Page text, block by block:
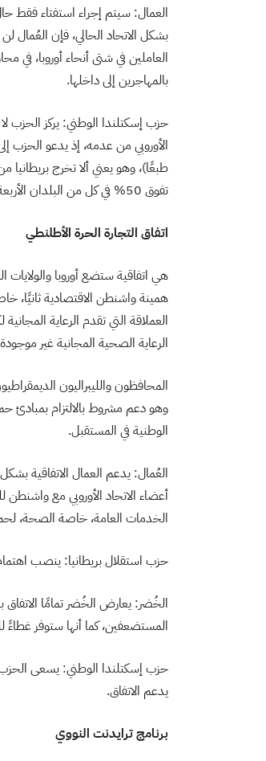
العمال: سيتم إجراء استفتاء فقط
بشكل الاتحاد الحالي، فإن العُمال
العاملين في شتى أنحاء أوروبا، في
بالمهاجرين إلى داخلها.
حزب إسكتلندا الوطني: يركز الحزب
الأوروبي من عدمه، إذ يدعو الحزب
تفوق 50% في كل من البلدان الأربعة المكوّنة للاتحاد، أي أكثر من 50% من إسكتلندا وويلز وأيرلندا الشمالية أيضًا.
اتفاق التجارة الحرة الأطلنطي
هي اتفاقية ستضع أوروبا والولايات
العملاقة التي تقدم الرعاية
الرعاية الصحية المجانية غير
المحافظون والليبراليون
وهو دعم مشروط بالالتزام بمبادئ
الوطنية في المستقبل.
العُمال: يدعم العمال الاتفاقية
أعضاء الاتحاد الأوروبي مع
الخدمات العامة، خاصة الصحة،
حزب استقلال بريطانيا: ينصب
الخُضر: يعارض الخُضر تمامًا الاتفاق
المستضعفين، كما أنها ستوفر
حزب إسكتلندا الوطني: يسعى
يدعم الاتفاق.
برنامج ترايدنت النووي